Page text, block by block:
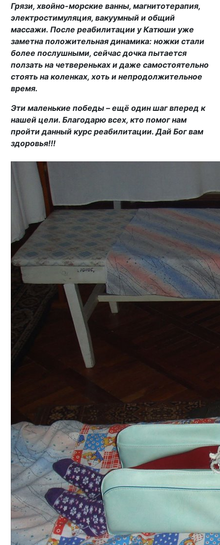
Грязи, хвойно-морские ванны, магнитотерапия,
электростимуляция, вакуумный и общий
массажи. После реабилитации у Катюши уже
заметна положительная динамика: ножки стали
более послушными, сейчас дочка пытается
ползать на четвереньках и даже самостоятельно
стоять на коленках, хоть и непродолжительное
время.
Эти маленькие победы – ещё один шаг вперед к
нашей цели. Благодарю всех, кто помог нам
пройти данный курс реабилитации. Дай Бог вам
здоровья!!!